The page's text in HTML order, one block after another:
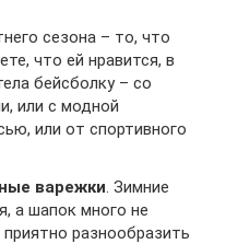
сезона – то, что
что ей нравится, в
бейсболку – со
или с модной
или от спортивного
варежки . Зимние
а шапок много не
разнообразить